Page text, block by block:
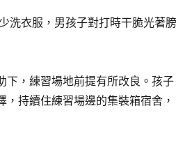
洗衣服，男孩子對打時干脆光著膀
下，練習場地前提有所改良。孩子
持續住練習場邊的集裝箱宿舍，